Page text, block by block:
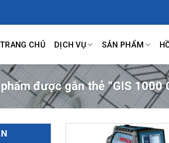
TRANG CHỦ DỊCH VỤ SẢN PHẨM
được gắn thẻ “GIS 1000